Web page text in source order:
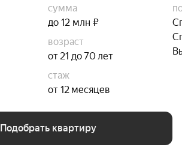
сумма
до 12 млн ₽
возраст
от 21 до 70 лет
стаж
от 12 месяцев
Подобрать квартиру